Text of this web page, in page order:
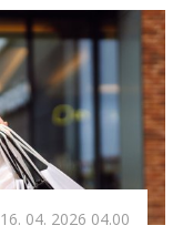
16. 04. 2026 04.00